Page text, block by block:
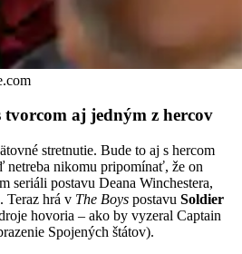
tvorcom aj jedným z hercov
stretnutie. Bude to aj s hercom
netreba nikomu pripomínať, že on
seriáli postavu Deana Winchestera,
Teraz hrá v The Boys postavu Soldier
hovoria – ako by vyzeral Captain
Spojených štátov).